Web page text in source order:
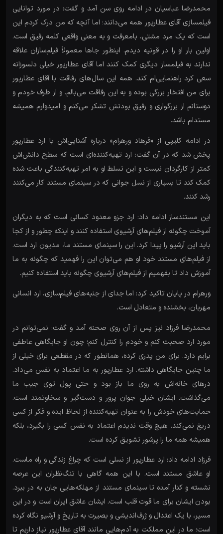
محمدرضا عباسیان در ادامه روی سن آمد و گفت: در مورد توانایی
فیلمسازی آقای عطارپور همه می‌دانند؛ اما آنچه که من درک کردم این
است که یک مرد مشتی، بامعرفت و به معنی واقعی کلمه رفیق است.
اولین بار او را در قونیه دیدم. اینطور جاها معمولاً فیلم‌سازان علاقه
ندارند به فیلمساز دیگری کمک کنند اما آقای عطارپور خیلی دلسوزانه
سعی کرد راهنمایی‌ام کند. همه این سال‌های رفاقت با آقای عطارپور
برای من افتخار بزرگی بوده و به این رفاقت می‌بالم. و از طرف خودم و
دوستانم از بزرگواری و رفیق بودنش تشکر می‌کنم و امیدوارم همیشه
مستدام باشد.
در ادامه کلیپی از «فرهاد ورهرام» درباره آشنایی‌اش با ارد عطارپور
پخش شد که در آن گفت: ارد تهیه‌کننده‌ای است که سطح دانش‌اش
کمتر از کارگردان نیست و این تسلط او به امر تهیه‌کنندگی باعث شده
کمک کند تا بسیاری از نسل جوانی که در سینمای مستند کار می‌کنند
رشد کنند.
این مستندساز ادامه داد: ارد جزو معدود کسانی است که به دیگران
آموخت چگونه از فیلم‌های آرشیوی استفاده کنند و اینکه چطور و از کجا
باید این آرشیو را پیدا کرد. این را سینمای مستند ما، مدیون ارد است.
از فیلم‌های مستند خود او هم می‌توان این را فهمید که چگونه به ما
آموزش داد تا بفهمیم از فیلم‌های آرشیوی چگونه باید استفاده کنیم.
ورهرام در پایان تاکید کرد: اما جدای از جنبه‌های فیلم‌سازی، ارد انسانی
مهربان، بخشنده و متعادل است.
محمدرضا فرزاد نیز پس از آن روی صحنه آمد و گفت: نمی‌توانم در
مورد ارد صحبت کنم و خودم را کنترل کنم؛ چون او جایگاهی عاطفی
برایم دارد. برای من پدری کرده، همانطور که در مقطعی برای خیلی از
ما چنین جایگاهی داشته. ارد عطارپور به ما اعتماد به نفس می‌داد.
درهای خانه‌اش به روی ما باز بود و حتی پول توی جیب ما
می‌گذاشت. ایشان خیلی جوان پرور و دست‌گیر و سخاوتمند است.
حمایت‌های خودش را به عنوان تهیه‌کننده از لحاظ ایده و فکر از کسی
دریغ نمی‌کند. هیچ وقت ندیدم اعتماد به نفس کسی را بگیرد، بلکه
همیشه همه ما را پرشور تشویق کرده است.
فرزاد ادامه داد: ارد عطارپور از نسلی است که چراغ زندگی و راه ماست.
او عاشق مستند است. با این همه گاهی با تنگ‌نظران این عرصه
نشسته و کنار آمده تا سینمای مستند از مهلکه‌هایی جان به در ببرد.
بودن ایشان برای ما قوت قلب است. ایشان عاشق ایران است و در این
مسیر، با یک اعتدال و ژرف‌اندیشی و بصیرت به تاریخ و آرشیو نگاه کرده
است؛ ما در این مملکت به آدم‌هایی مانند آقای عطارپور نیاز داریم تا